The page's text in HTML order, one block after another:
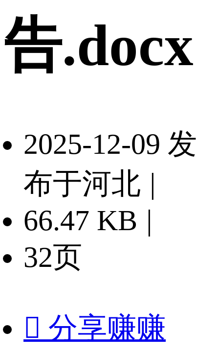
告.docx
2025-12-09 发
布于河北 |
66.47 KB |
32页
 分享赚赚